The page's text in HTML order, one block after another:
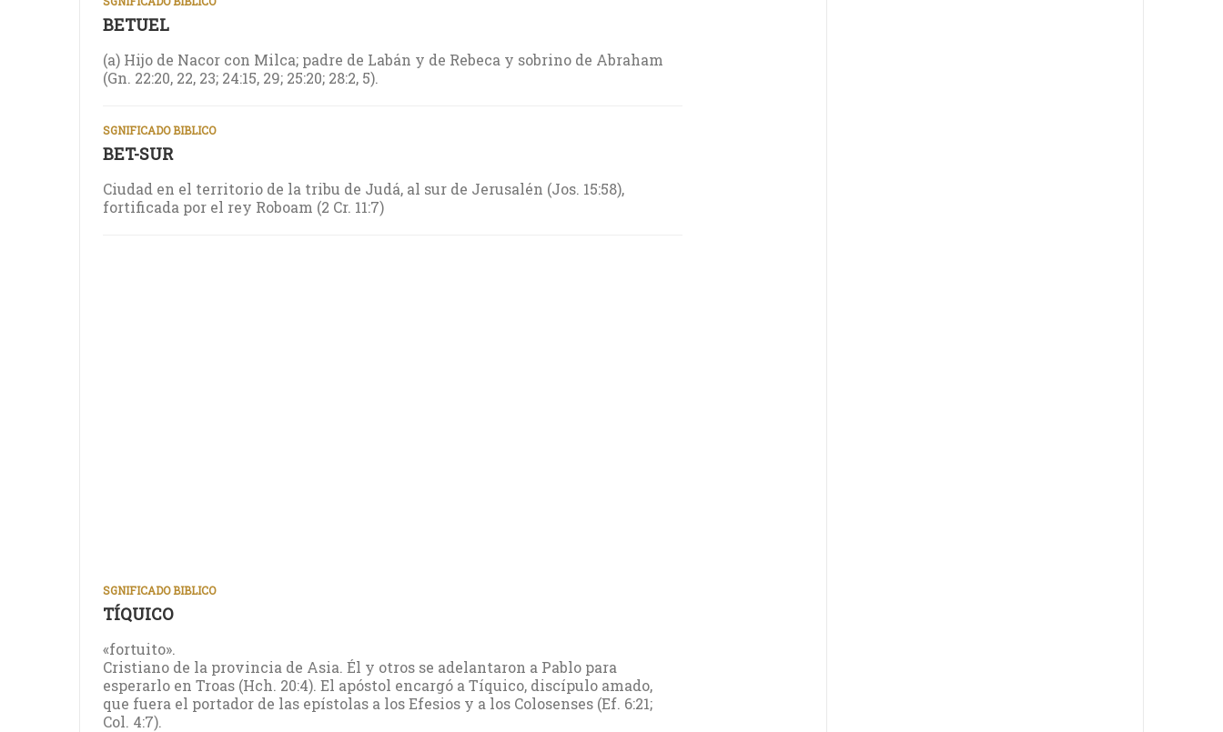
BETUEL
(a) Hijo de Nacor con Milca; padre de Labán y de Rebeca y sobrino de Abraham
(Gn. 22:20, 22, 23; 24:15, 29; 25:20; 28:2, 5).
SGNIFICADO BIBLICO
BET-SUR
Ciudad en el territorio de la tribu de Judá, al sur de Jerusalén (Jos. 15:58),
fortificada por el rey Roboam (2 Cr. 11:7)
SGNIFICADO BIBLICO
TÍQUICO
«fortuito».
Cristiano de la provincia de Asia. Él y otros se adelantaron a Pablo para
esperarlo en Troas (Hch. 20:4). El apóstol encargó a Tíquico, discípulo amado,
que fuera el portador de las epístolas a los Efesios y a los Colosenses (Ef. 6:21;
Col. 4:7).